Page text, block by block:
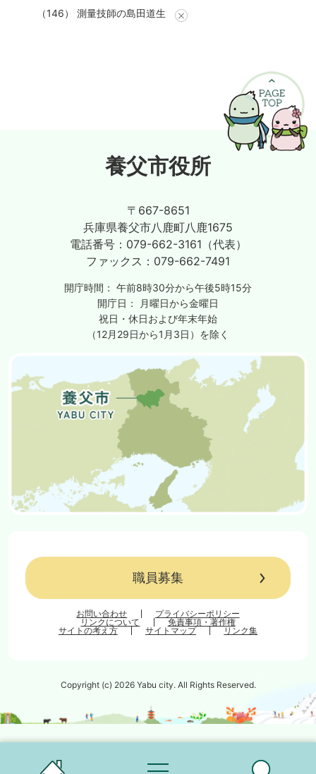
（146） 測量技師の島田道生
養父市役所
〒667-8651
兵庫県養父市八鹿町八鹿1675
電話番号： 079-662-3161（代表）
ファックス： 079-662-7491
開庁時間： 午前8時30分から午後5時15分
開庁日：
月曜日から金曜日
祝日・休日および年末年始
（12月29日から1月3日）を除く
職員募集
お問い合わせ
プライバシーポリシー
リンクについて
免責事項・著作権
サイトの考え方
サイトマップ リンク集
Copyright (c) 2026 Yabu city. All Rights Reserved.